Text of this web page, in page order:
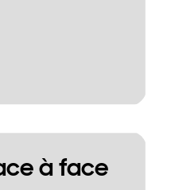
à face